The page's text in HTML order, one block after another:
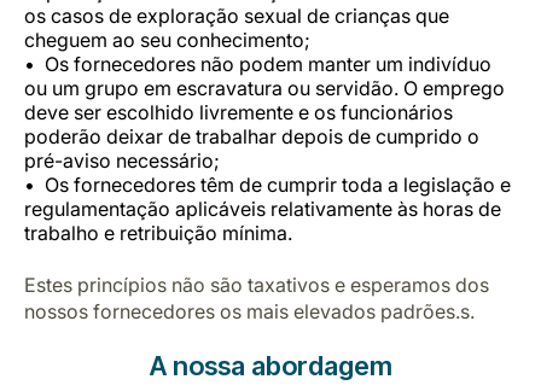
os casos de exploração sexual de crianças que
cheguem ao seu conhecimento;
Os fornecedores não podem manter um indivíduo
ou um grupo em escravatura ou servidão. O emprego
deve ser escolhido livremente e os funcionários
poderão deixar de trabalhar depois de cumprido o
pré-aviso necessário;
Os fornecedores têm de cumprir toda a legislação e
regulamentação aplicáveis relativamente às horas de
trabalho e retribuição mínima.
Estes princípios não são taxativos e esperamos dos
nossos fornecedores os mais elevados padrões.s.
A nossa abordagem